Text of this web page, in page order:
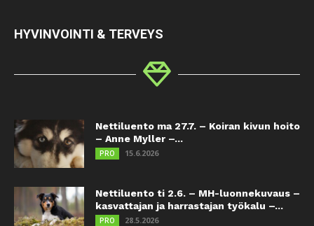
HYVINVOINTI & TERVEYS
Nettiluento ma 27.7. – Koiran kivun hoito
– Anne Myller –...
PRO 15.6.2026
Nettiluento ti 2.6. – MH-luonnekuvaus –
kasvattajan ja harrastajan työkalu –...
PRO 28.5.2026